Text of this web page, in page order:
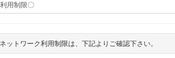
ットワーク利用制限は、下記よりご確認下さい。